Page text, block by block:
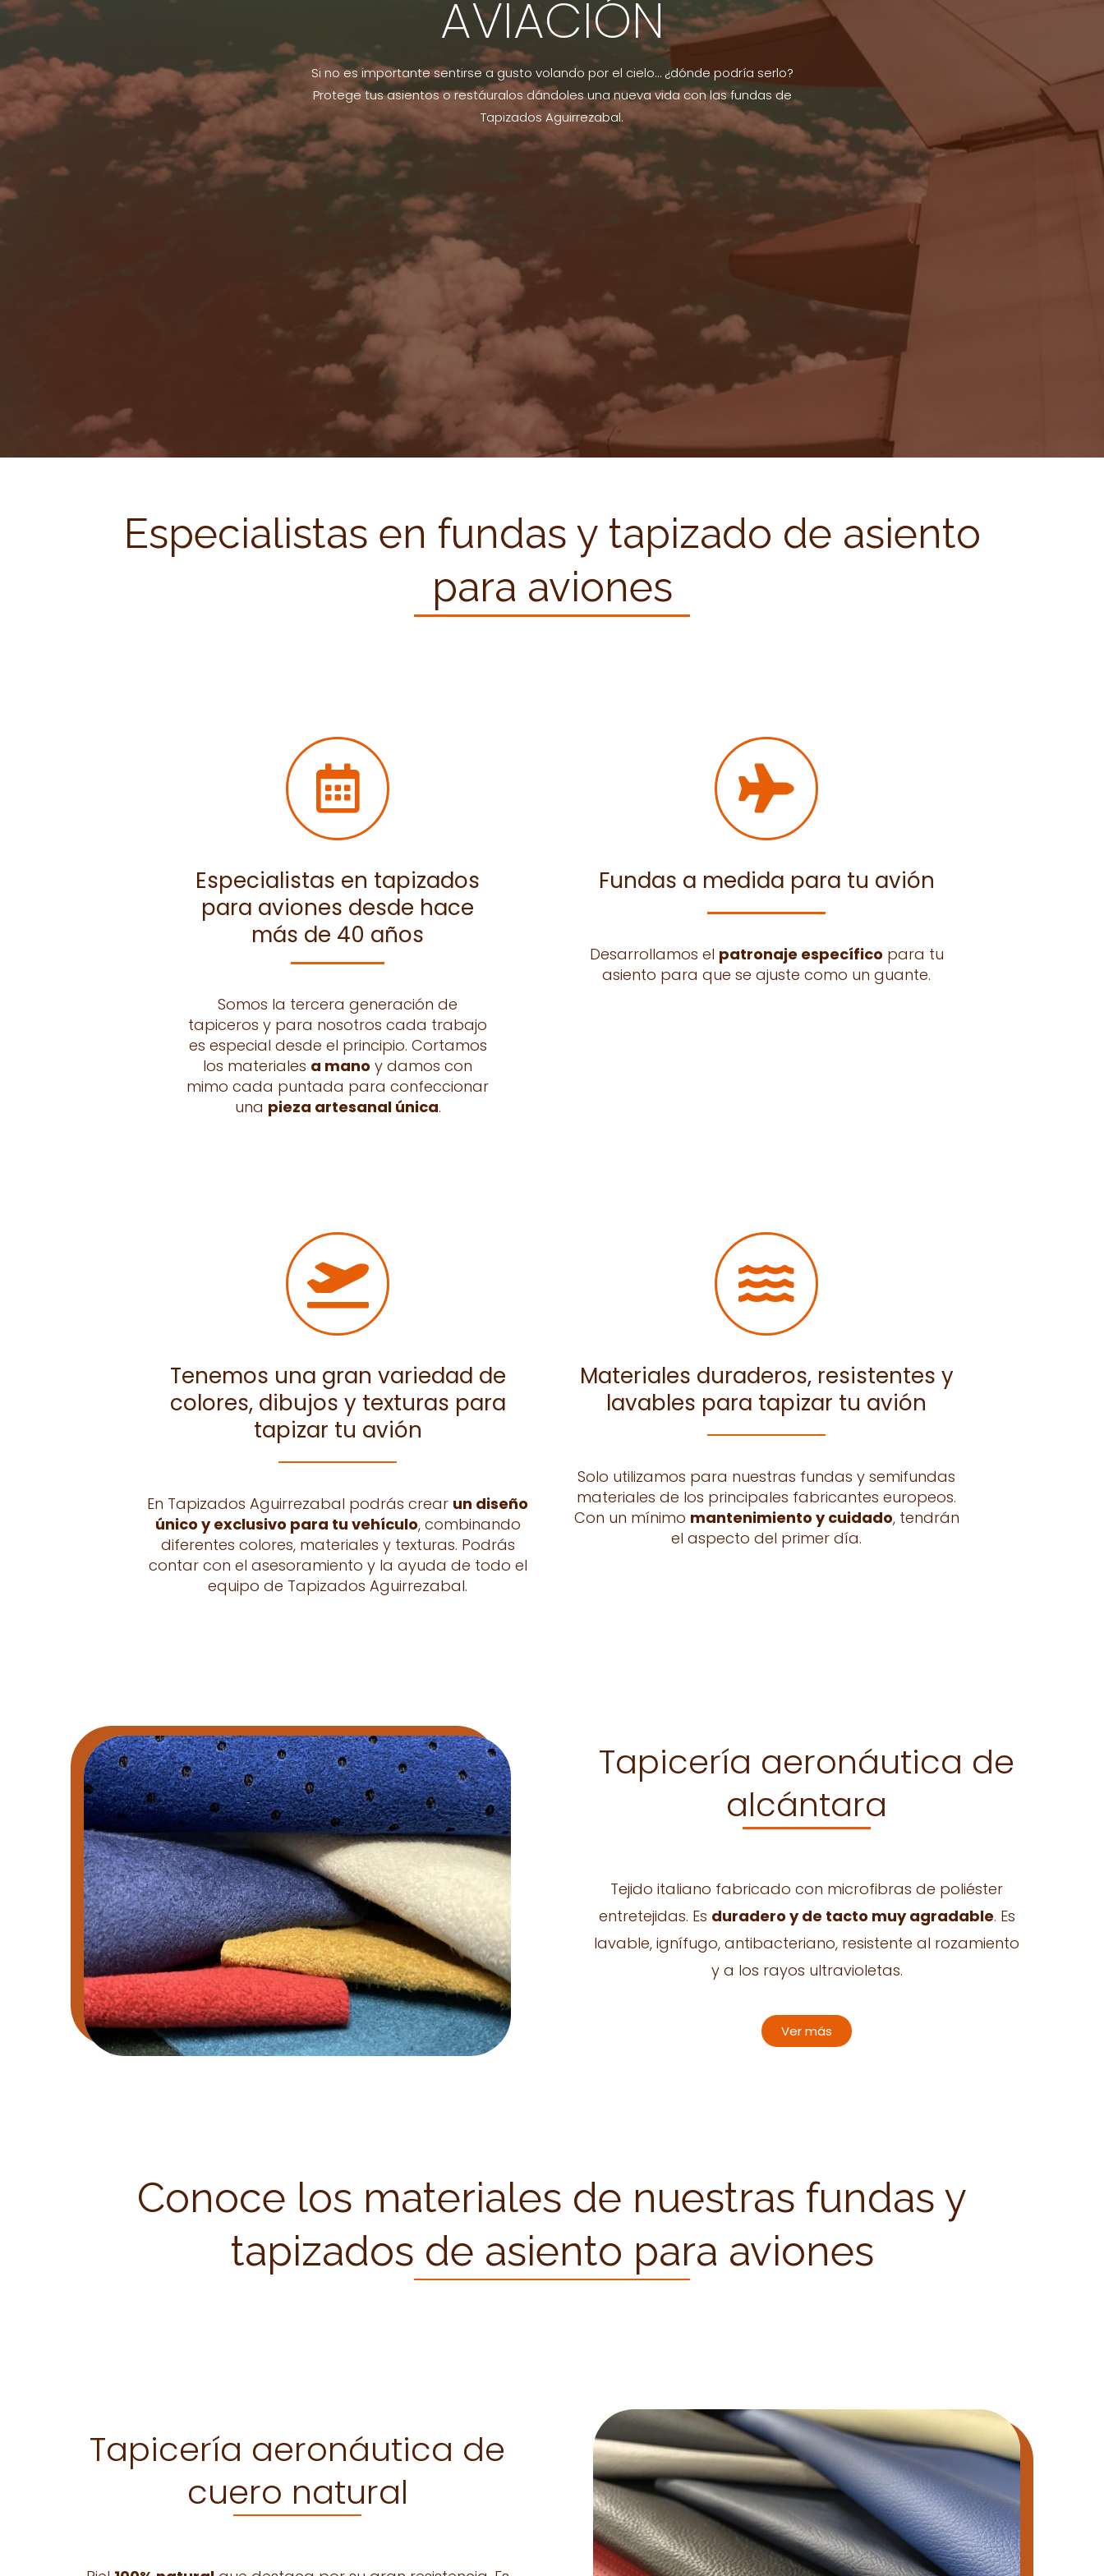
AVIACIÓN
Si no es importante sentirse a gusto volando por el cielo… ¿dónde podría serlo?
Protege tus asientos o restáuralos dándoles una nueva vida con las fundas de
Tapizados Aguirrezabal.
Especialistas en fundas y tapizado de asiento
para aviones
Especialistas en tapizados
para aviones desde hace
más de 40 años
Somos la tercera generación de
tapiceros y para nosotros cada trabajo
es especial desde el principio. Cortamos
los materiales a mano y damos con
mimo cada puntada para confeccionar
una pieza artesanal única.
Fundas a medida para tu avión
Desarrollamos el patronaje específico para tu
asiento para que se ajuste como un guante.
Tenemos una gran variedad de
colores, dibujos y texturas para
tapizar tu avión
En Tapizados Aguirrezabal podrás crear un diseño
único y exclusivo para tu vehículo, combinando
diferentes colores, materiales y texturas. Podrás
contar con el asesoramiento y la ayuda de todo el
equipo de Tapizados Aguirrezabal.
Materiales duraderos, resistentes y
lavables para tapizar tu avión
Solo utilizamos para nuestras fundas y semifundas
materiales de los principales fabricantes europeos.
Con un mínimo mantenimiento y cuidado, tendrán
el aspecto del primer día.
Tapicería aeronáutica de
alcántara
Tejido italiano fabricado con microfibras de poliéster
entretejidas. Es duradero y de tacto muy agradable. Es
lavable, ignífugo, antibacteriano, resistente al rozamiento
y a los rayos ultravioletas.
Ver más
Conoce los materiales de nuestras fundas y
tapizados de asiento para aviones
Tapicería aeronáutica de
cuero natural